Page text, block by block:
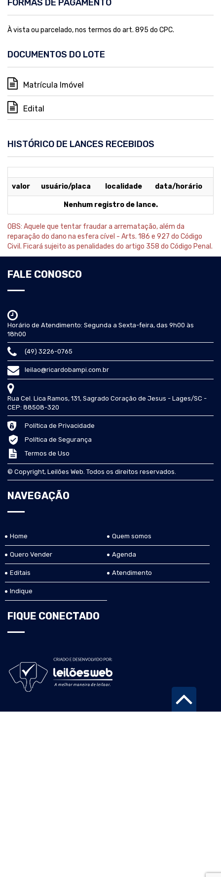
FORMAS DE PAGAMENTO
À vista ou parcelado, nos termos do art. 895 do CPC.
DOCUMENTOS DO LOTE
Matrícula Imóvel
Edital
HISTÓRICO DE LANCES RECEBIDOS
valor usuário/placa localidade data/horário
Nenhum registro de lance.
OBS: Aquele que tentar fraudar a arrematação, além da
reparação do dano na esfera cível - Arts. 186 e 927 do Código
Civil. Ficará sujeito as penalidades do artigo 358 do Código Penal.
FALE CONOSCO
Horário de Atendimento: Segunda a Sexta-feira, das 9h00 às
18h00
(49) 3226-0765
leilao@ricardobampi.com.br
Rua Cel. Lica Ramos, 131, Sagrado Coração de Jesus - Lages/SC -
CEP: 88508-320
Política de Privacidade
Política de Segurança
Termos de Uso
© Copyright, Leilões Web. Todos os direitos reservados.
NAVEGAÇÃO
Home Quem somos
Quero Vender Agenda
Editais Atendimento
Indique
FIQUE CONECTADO